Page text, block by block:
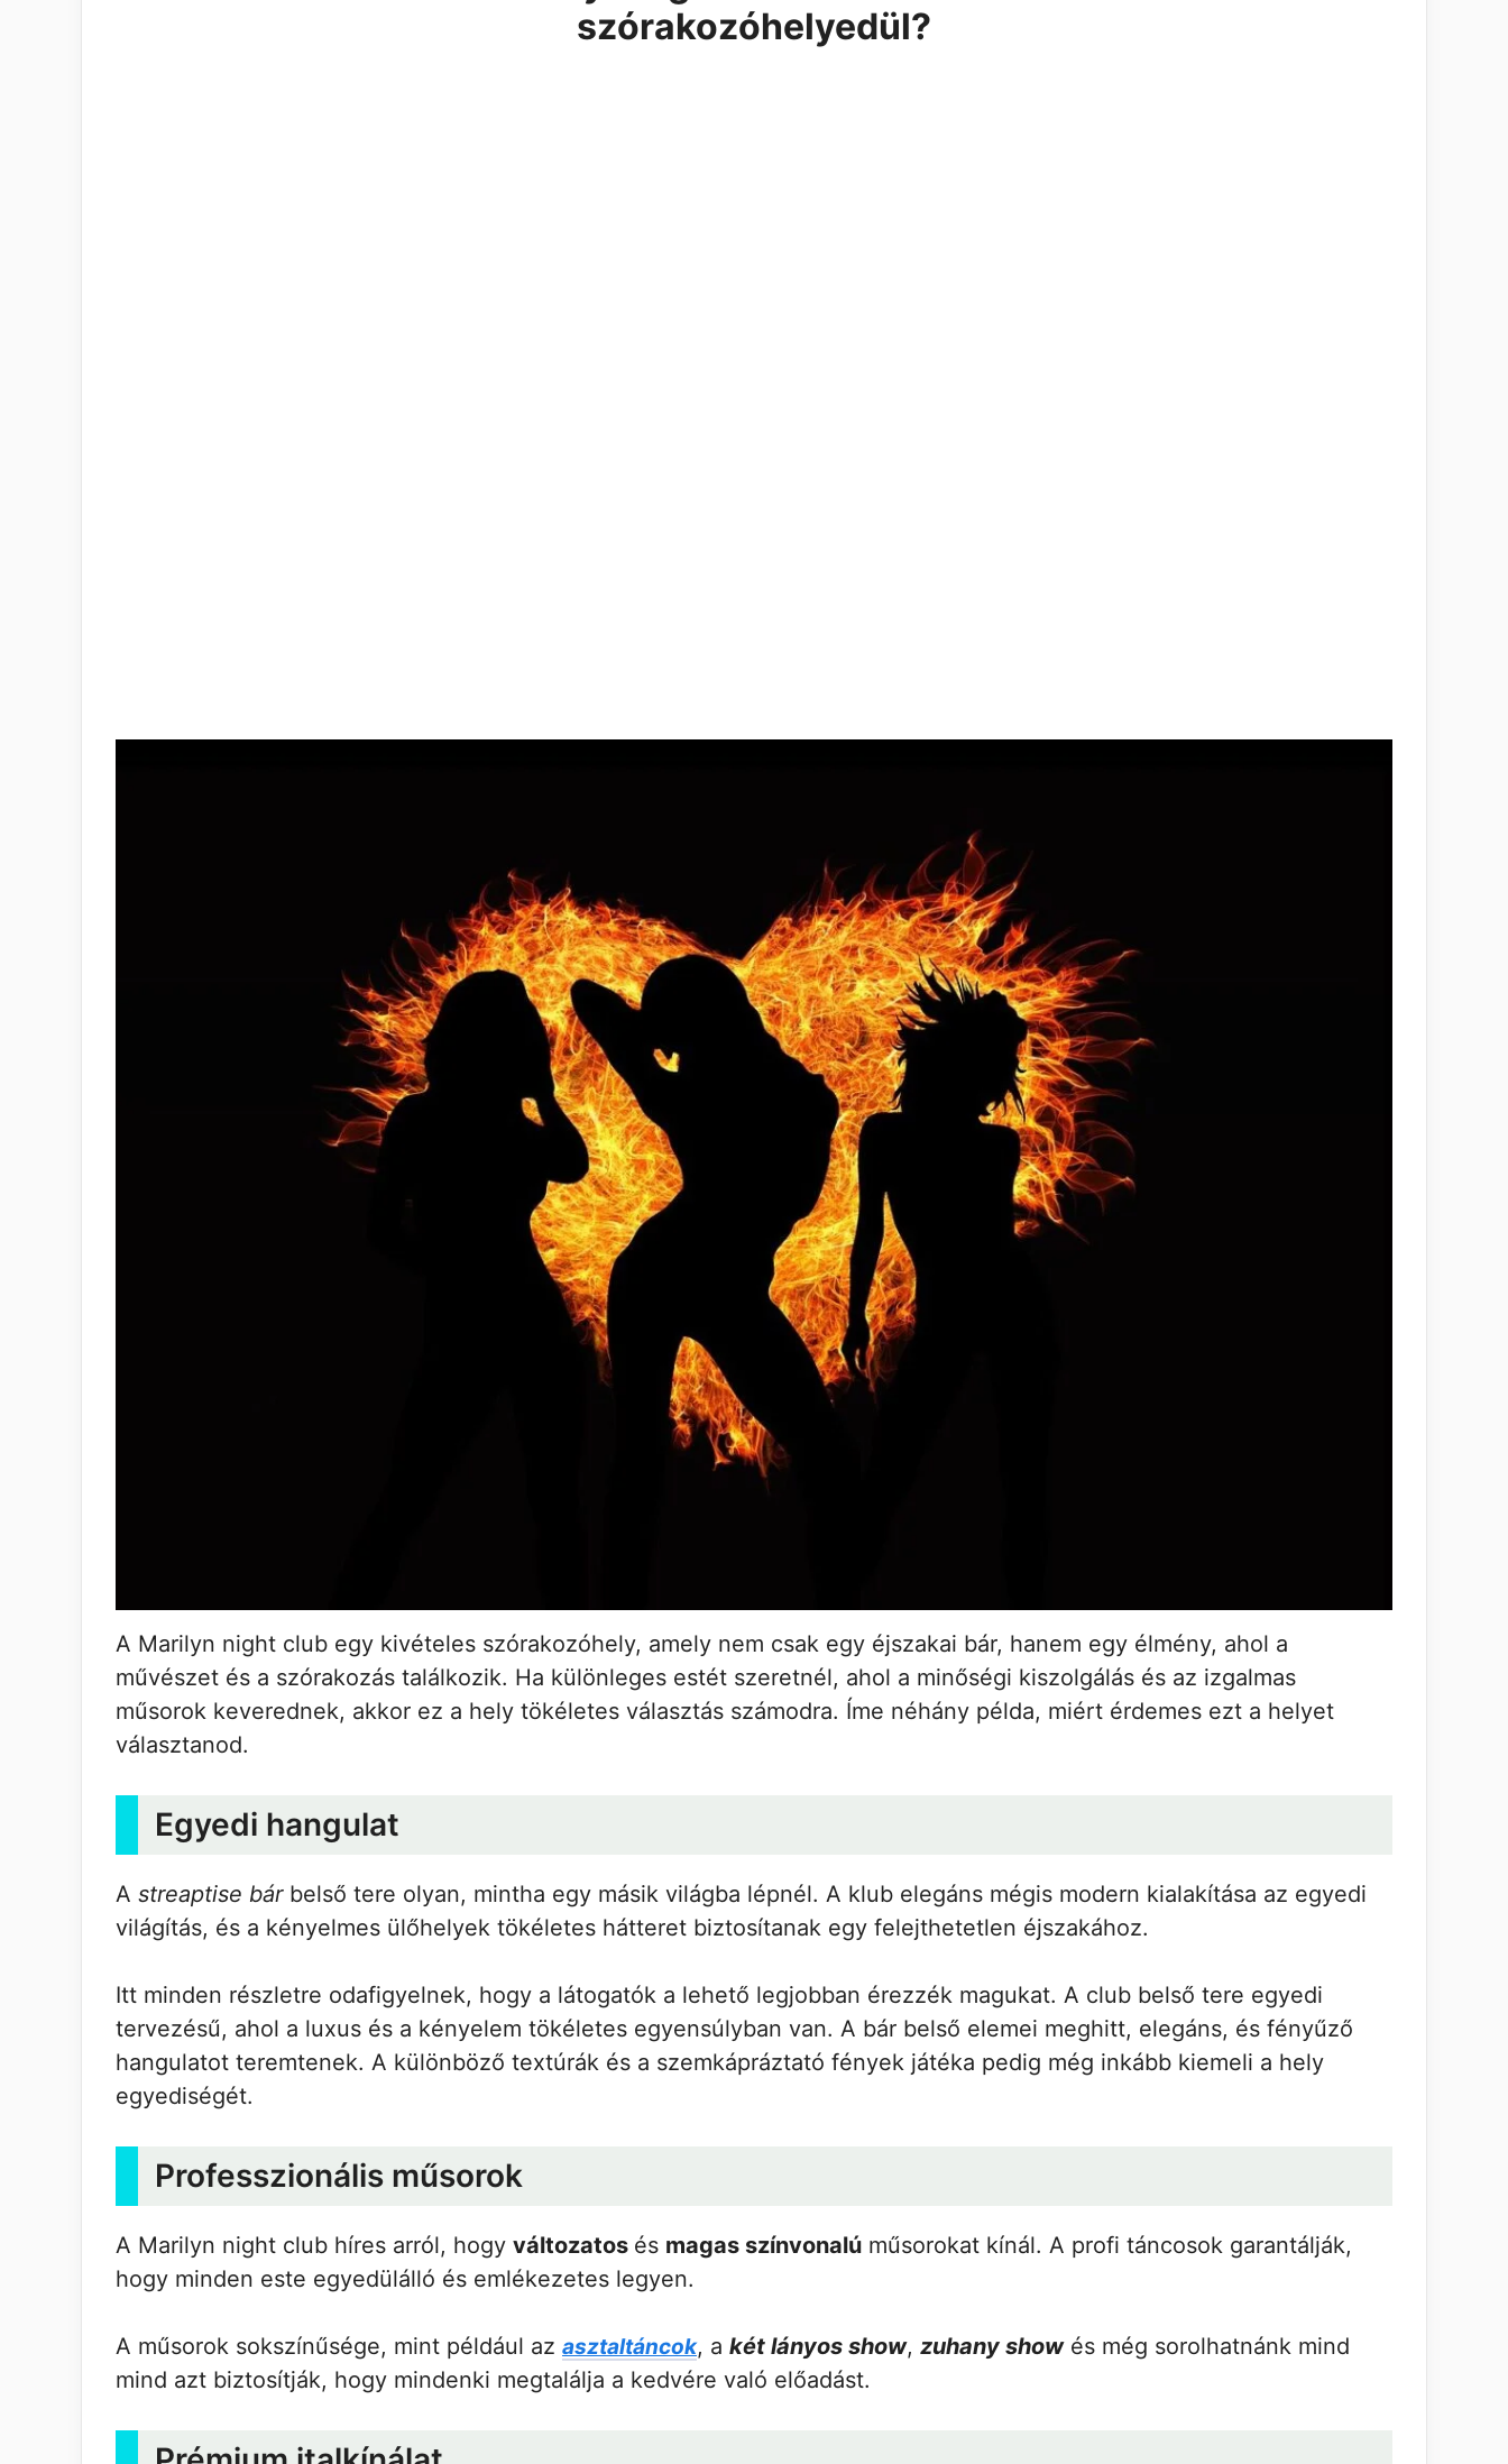
szórakozóhelyedül?
A Marilyn night club egy kivételes szórakozóhely, amely nem csak egy éjszakai bár, hanem egy élmény, ahol a
művészet és a szórakozás találkozik. Ha különleges estét szeretnél, ahol a minőségi kiszolgálás és az izgalmas
műsorok keverednek, akkor ez a hely tökéletes választás számodra. Íme néhány példa, miért érdemes ezt a helyet
választanod.
Egyedi hangulat
A streaptise bár belső tere olyan, mintha egy másik világba lépnél. A klub elegáns mégis modern kialakítása az egyedi
világítás, és a kényelmes ülőhelyek tökéletes hátteret biztosítanak egy felejthetetlen éjszakához.
Itt minden részletre odafigyelnek, hogy a látogatók a lehető legjobban érezzék magukat. A club belső tere egyedi
tervezésű, ahol a luxus és a kényelem tökéletes egyensúlyban van. A bár belső elemei meghitt, elegáns, és fényűző
hangulatot teremtenek. A különböző textúrák és a szemkápráztató fények játéka pedig még inkább kiemeli a hely
egyediségét.
Professzionális műsorok
A Marilyn night club híres arról, hogy változatos és magas színvonalú műsorokat kínál. A profi táncosok garantálják,
hogy minden este egyedülálló és emlékezetes legyen.
A műsorok sokszínűsége, mint például az asztaltáncok, a két lányos show, zuhany showés még sorolhatnánk mind
mind azt biztosítják, hogy mindenki megtalálja a kedvére való előadást.